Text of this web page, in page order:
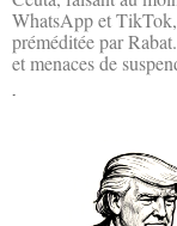
WhatsApp et
préméditée par
et menaces de